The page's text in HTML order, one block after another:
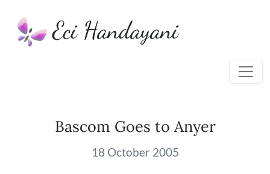
Eci Handayani
Bascom Goes to Anyer
18 October 2005